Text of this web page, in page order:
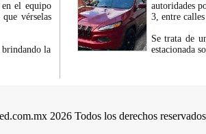
el equipo
vérselas
la
autoridades
3, entre
Se trata de
estacionada
2026 Todos los derechos